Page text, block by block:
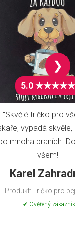
5.0 ★★★★★
"Skvělé tričko pro
vypadá
mnoha praních.
všem!"
Karel
Produkt: Tričko pro
✔ Ověřený zákazník
❯